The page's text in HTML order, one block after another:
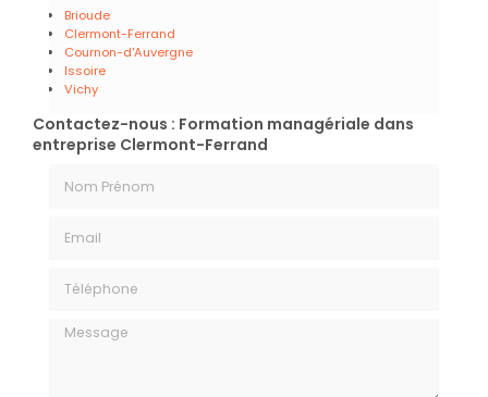
Brioude
Clermont-Ferrand
Cournon-d'Auvergne
Issoire
Vichy
Contactez-nous : Formation managériale dans
entreprise Clermont-Ferrand
Message